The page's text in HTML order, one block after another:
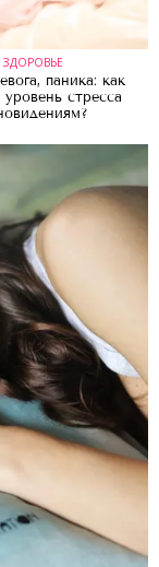
ЗДОРОВЬЕ
паника: как
стресса